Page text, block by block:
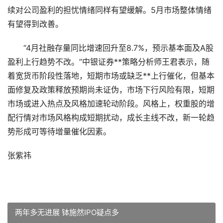
续对公司盈利的担忧情绪同样有望缓解。5月市场整体情绪
有望得到改善。
“4月社融存量同比增速回升至8.7%，预示基本面及A股
盈利上行趋势不改。”中银证券**策略分析师王君表示，随
着宽货币阶段性落地，短期市场或缺乏**上行催化，但基本
面修复及政策释放预期尚未证伪，市场下行风险有限，短期
市场或进入热点及风格加速轮动阶段。风格上，权重股的增
配行情对市场风格构成短期扰动，成长主线不改，新一轮趋
势形成可等待增量催化因素。
张紫祎
两年多无进展 钵施然IPO疑点多